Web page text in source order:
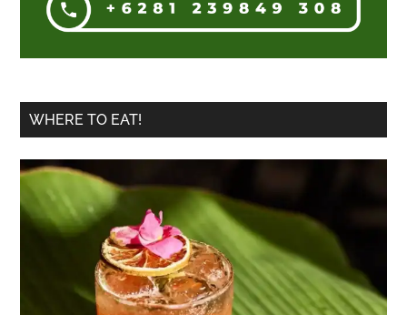
WHERE TO EAT!